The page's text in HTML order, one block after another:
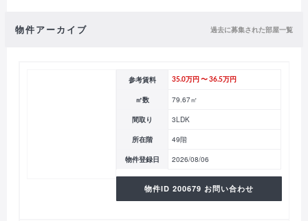
物件アーカイブ 過去に募集された部屋一覧
参考賃料 35.0万円 〜 36.5万円
㎡数 79.67㎡
間取り 3LDK
所在階 49階
物件登録日 2026/08/06
物件ID 200679 お問い合わせ